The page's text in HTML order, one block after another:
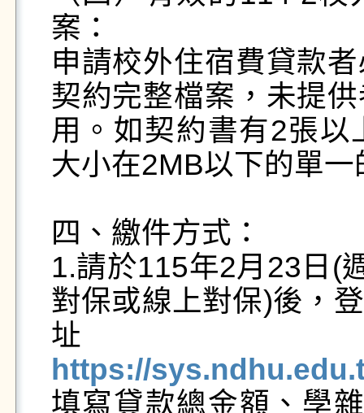
案：
申請校外住宿費貸款
契約完整檔案，未提
用。如契約書有2張
大小在2MB以下的單
四、繳件方式：
1.請於115年2月23日(
對保或線上對保)後，
https://
填寫貸款總金額、學